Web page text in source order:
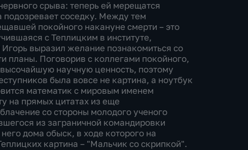
срыва: теперь ей мерещатся
соседку. Между тем
покойного накануне смерти – это
с Теплицким в институте,
выразил желание познакомиться со
планы. Поговорив с коллегами покойного,
научную ценность, поэтому
была вовсе не картина, а ноутбук
математик с мировым именем
на прямых цитатах из еще
со стороны молодого ученого
из заграничной командировки
дома обыск, в ходе которого на
картина – "Мальчик со скрипкой".